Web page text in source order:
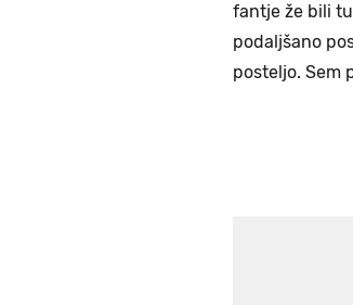
fantje že bili
podaljšano
posteljo. Sem